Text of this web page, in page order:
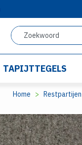
TAPIJTTEGELS
Home Restpartijen